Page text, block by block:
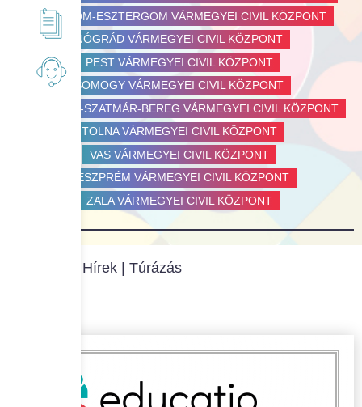
Dokumentumtár
Civil kézikönyvek
Okos füzetek
Civil Érték magazin
Egyéb kiadványok
Hírlevelek
Kapcsolat
KOMÁROM-ESZTERGOM VÁRMEGYEI CIVIL KÖZPONT
NÓGRÁD VÁRMEGYEI CIVIL KÖZPONT
PEST VÁRMEGYEI CIVIL KÖZPONT
SOMOGY VÁRMEGYEI CIVIL KÖZPONT
SZABOLCS-SZATMÁR-BEREG VÁRMEGYEI CIVIL KÖZPONT
TOLNA VÁRMEGYEI CIVIL KÖZPONT
VAS VÁRMEGYEI CIVIL KÖZPONT
VESZPRÉM VÁRMEGYEI CIVIL KÖZPONT
ZALA VÁRMEGYEI CIVIL KÖZPONT
Hírek | Túrázás